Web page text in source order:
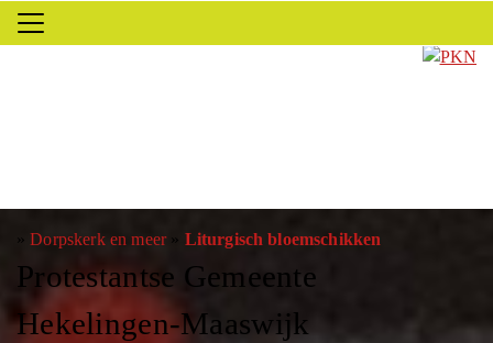
»Dorpskerk en meer» Liturgisch bloemschikken
Protestantse Gemeente
Hekelingen-Maaswijk